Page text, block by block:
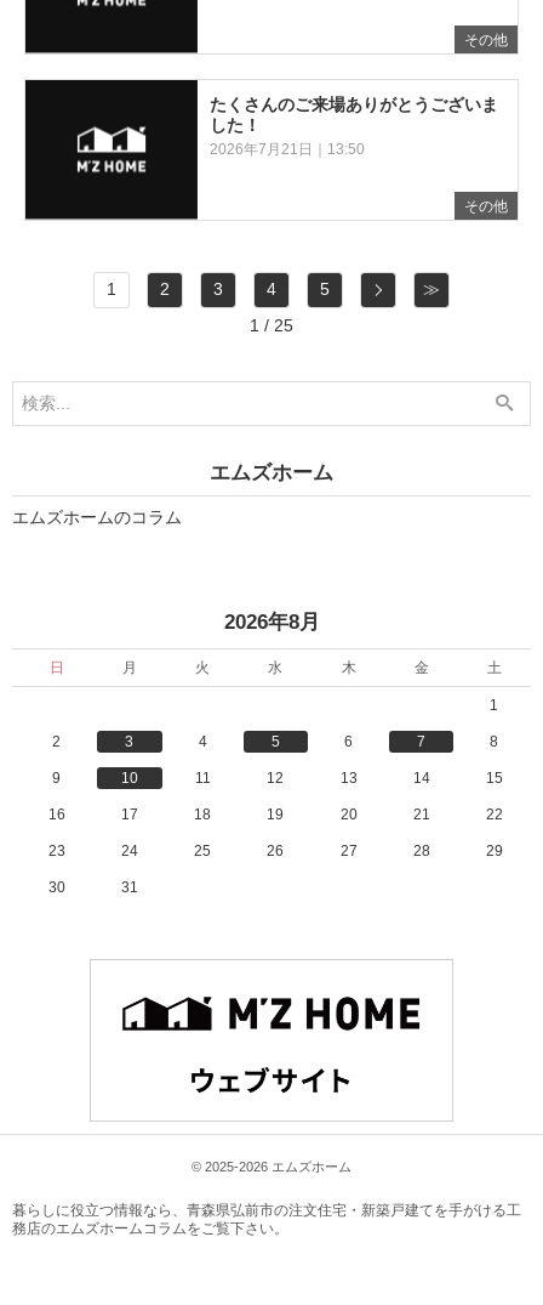
その他
その他
たくさんのご来場ありがとうございま
した！
2026年7月21日｜13:50
1 2 3 4 5
≫
1 / 25
エムズホーム
エムズホームのコラム
2026年8月
日 月 火 水 木 金 土
1
2 3 4 5 6 7 8
9 10 11 12 13 14 15
16 17 18 19 20 21 22
23 24 25 26 27 28 29
30 31
© 2025-2026 エムズホーム
暮らしに役立つ情報なら、 青森県弘前市の注文住宅・新築戸建てを手がける工
務店のエムズホームコラムをご覧下さい。